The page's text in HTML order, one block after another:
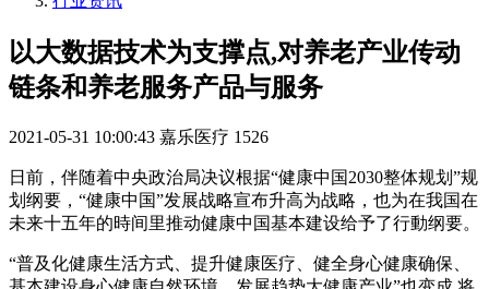
以大数据技术为支撑点,对养老产业传动
链条和养老服务产品与服务
2021-05-31 10:00:43 嘉乐医疗 1526
日前，伴随着中央政治局决议根据“健康中国2030整体规划”规
划纲要，“健康中国”发展战略宣布升高为战略，也为在我国在
未来十五年的時间里推动健康中国基本建设给予了行動纲要。
“普及化健康生活方式、提升健康医疗、健全身心健康确保、